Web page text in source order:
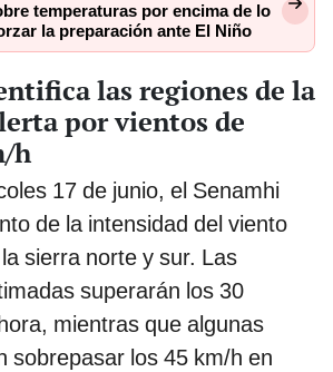
temperaturas por encima de lo
la preparación ante El Niño
las regiones de la
por vientos de
h
17 de junio, el Senamhi
de la intensidad del viento
sierra norte y sur. Las
superarán los 30
mientras que algunas
sobrepasar los 45 km/h en